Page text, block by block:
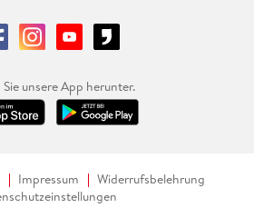
Sie unsere App herunter.
Impressum
Widerrufsbelehrung